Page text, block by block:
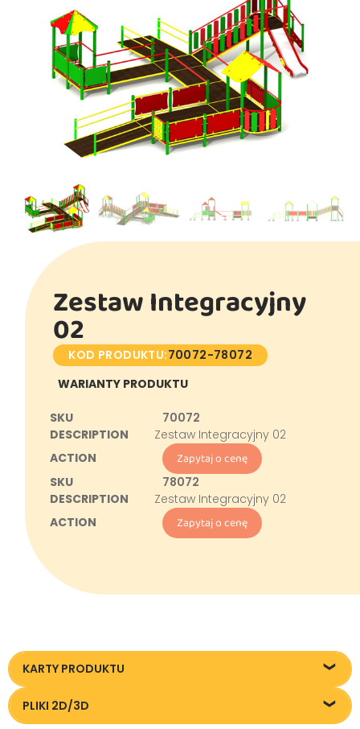
Zestaw Integracyjny
02
KOD PRODUKTU:70072-78072
WARIANTY PRODUKTU
70072
Zestaw Integracyjny 02
Zapytaj o cenę
78072
Zestaw Integracyjny 02
Zapytaj o cenę
KARTY PRODUKTU
Karta techniczna
PLIKI 2D/3D